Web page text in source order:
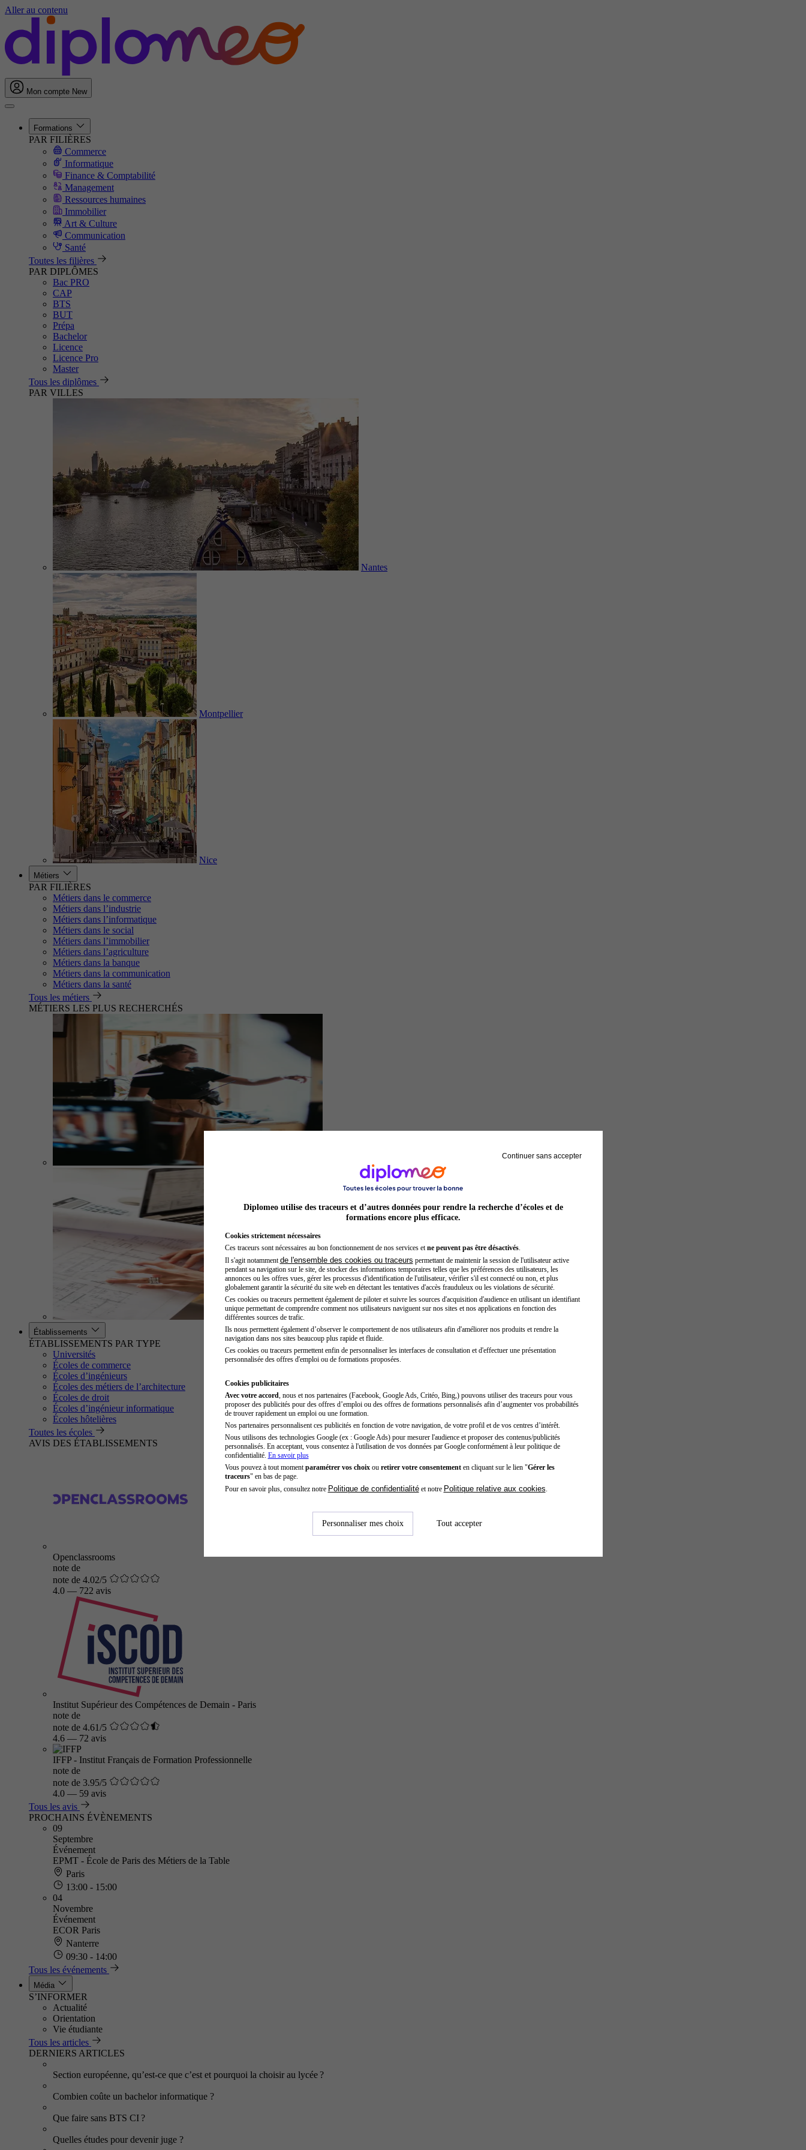
Aller au contenu
Mon compte New
Formations
PAR FILIÈRES
Commerce
Informatique
Finance & Comptabilité
Management
Ressources humaines
Immobilier
Art & Culture
Communication
Santé
Toutes les filières
PAR DIPLÔMES
Bac PRO
CAP
BTS
BUT
Prépa
Bachelor
Licence
Licence Pro
Master
Tous les diplômes
PAR VILLES
Nantes
Montpellier
Nice
Métiers
PAR FILIÈRES
Métiers dans le commerce
Métiers dans l’industrie
Métiers dans l’informatique
Métiers dans le social
Métiers dans l’immobilier
Métiers dans l’agriculture
Métiers dans la banque
Métiers dans la communication
Métiers dans la santé
Tous les métiers
MÉTIERS LES PLUS RECHERCHÉS
Établissements
ÉTABLISSEMENTS PAR TYPE
Universités
Écoles de commerce
Écoles d’ingénieurs
Écoles des métiers de l’architecture
Écoles de droit
Écoles d’ingénieur informatique
Écoles hôtelières
Toutes les écoles
AVIS DES ÉTABLISSEMENTS
Openclassrooms
note de
note de 4.02/5
4.0 — 722 avis
Institut Supérieur des Compétences de Demain - Paris
note de
note de 4.61/5
4.6 — 72 avis
IFFP - Institut Français de Formation Professionnelle
note de
note de 3.95/5
4.0 — 59 avis
Tous les avis
PROCHAINS ÉVÈNEMENTS
09
Septembre
Événement
EPMT - École de Paris des Métiers de la Table
Paris
13:00 - 15:00
04
Novembre
Événement
ECOR Paris
Nanterre
09:30 - 14:00
Tous les événements
Média
S’INFORMER
Actualité
Orientation
Vie étudiante
Tous les articles
DERNIERS ARTICLES
Section européenne, qu’est-ce que c’est et pourquoi la choisir au lycée ?
Combien coûte un bachelor informatique ?
Que faire sans BTS CI ?
Quelles études pour devenir juge ?
Continuer sans accepter
Diplomeo utilise des traceurs et d’autres données pour rendre la recherche d’écoles et de
formations encore plus efficace.
Cookies strictement nécessaires
Ces traceurs sont nécessaires au bon fonctionnement de nos services et ne peuvent pas être désactivés.
Il s'agit notamment de l'ensemble des cookies ou traceurs permettant de maintenir la session de l'utilisateur active
pendant sa navigation sur le site, de stocker des informations temporaires telles que les préférences des utilisateurs, les
annonces ou les offres vues, gérer les processus d'identification de l'utilisateur, vérifier s'il est connecté ou non, et plus
globalement garantir la sécurité du site web en détectant les tentatives d'accès frauduleux ou les violations de sécurité.
Ces cookies ou traceurs permettent également de piloter et suivre les sources d'acquisition d'audience en utilisant un identifiant
unique permettant de comprendre comment nos utilisateurs naviguent sur nos sites et nos applications en fonction des
différentes sources de trafic.
Ils nous permettent également d’observer le comportement de nos utilisateurs afin d'améliorer nos produits et rendre la
navigation dans nos sites beaucoup plus rapide et fluide.
Ces cookies ou traceurs permettent enfin de personnaliser les interfaces de consultation et d'effectuer une présentation
personnalisée des offres d'emploi ou de formations proposées.
Cookies publicitaires
Avec votre accord , nous et nos partenaires (Facebook, Google Ads, Critéo, Bing,) pouvons utiliser des traceurs pour vous
proposer des publicités pour des offres d’emploi ou des offres de formations personnalisés afin d’augmenter vos probabilités
de trouver rapidement un emploi ou une formation.
Nos partenaires personnalisent ces publicités en fonction de votre navigation, de votre profil et de vos centres d’intérêt.
Nous utilisons des technologies Google (ex : Google Ads) pour mesurer l'audience et proposer des contenus/publicités
personnalisés. En acceptant, vous consentez à l'utilisation de vos données par Google conformément à leur politique de
confidentialité. En savoir plus
Vous pouvez à tout moment paramétrer vos choixou retirer votre consentementen cliquant sur le lien "Gérer les
traceurs" en bas de page.
Pour en savoir plus, consultez notre Politique de confidentialitéet notre Politique relative aux cookies
Personnaliser mes choix Tout accepter